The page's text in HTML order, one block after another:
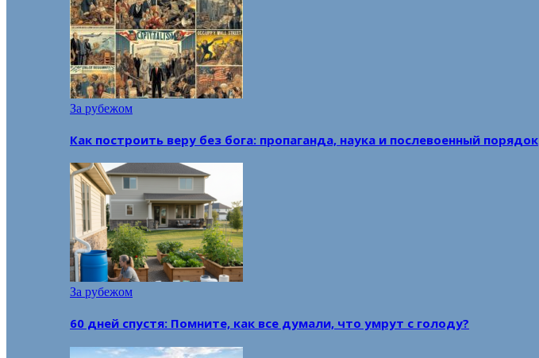
За рубежом
Как построить веру без бога: пропаганда, наука и послевоенный порядок
За рубежом
60 дней спустя: Помните, как все думали, что умрут с голоду?